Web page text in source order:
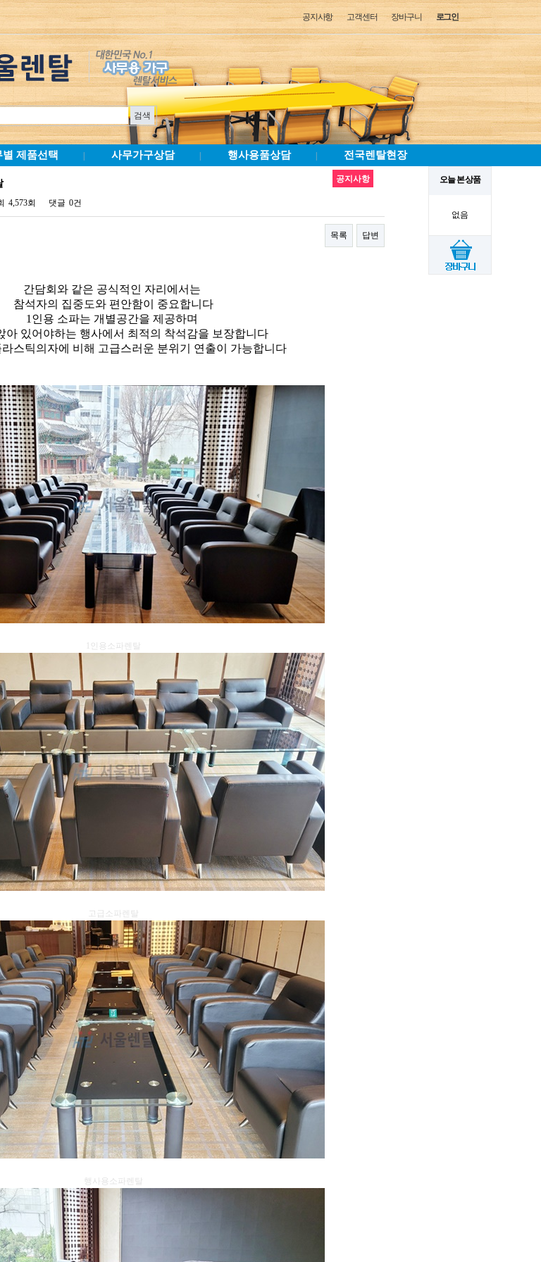
로그인
장바구니
고객센터
공지사항
별 제품선택 사무가구상담 행사용품상담 전국렌탈현장
오늘 본 상품
없음
공지사항
4,573회 댓글 0건
목록 답변
간담회와 같은 공식적인 자리에서는
참석자의 집중도와 편안함이 중요합니다
1인용 소파는 개별공간을 제공하며
아 있어야하는 행사에서 최적의 착석감을 보장합니다
라스틱의자에 비해 고급스러운 분위기 연출이 가능합니다
1인용소파렌탈
고급소파렌탈
행사용소파렌탈